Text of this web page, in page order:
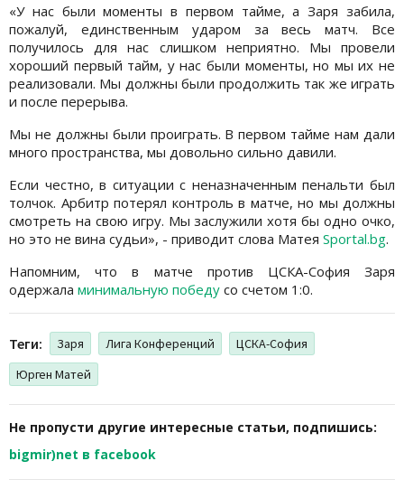
«У нас были моменты в первом тайме, а Заря забила,
пожалуй, единственным ударом за весь матч. Все
получилось для нас слишком неприятно. Мы провели
хороший первый тайм, у нас были моменты, но мы их не
реализовали. Мы должны были продолжить так же играть
и после перерыва.
Мы не должны были проиграть. В первом тайме нам дали
много пространства, мы довольно сильно давили.
Если честно, в ситуации с неназначенным пенальти был
толчок. Арбитр потерял контроль в матче, но мы должны
смотреть на свою игру. Мы заслужили хотя бы одно очко,
но это не вина судьи», - приводит слова Матея Sportal.bg.
Напомним, что в матче против ЦСКА-София Заря
одержала минимальную победу со счетом 1:0.
Теги: Заря Лига Конференций
ЦСКА-София
Юрген Матей
Не пропусти другие интересные статьи, подпишись:
bigmir)net в facebook